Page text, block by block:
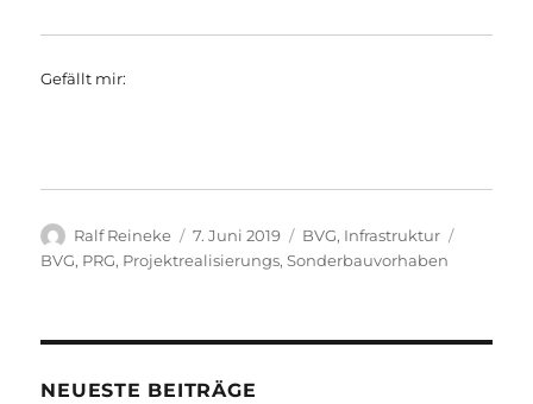
Gefällt mir:
Autor
Ralf Reineke
Veröffentlicht
am
7. Juni 2019 Kategorien
BVG, Infrastruktur
BVG, PRG, Projektrealisierungs,Sonderbauvorhaben
NEUESTE BEITRÄGE